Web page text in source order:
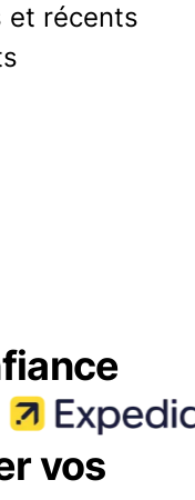
et récents
vos